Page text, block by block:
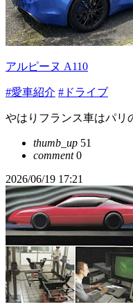
アルピーヌ A110
#愛車紹介 #ドライブ
やはりフランス車はパリ
thumb_up 51
comment0
2026/06/19 17:21